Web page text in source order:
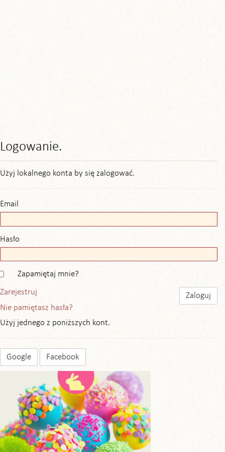
Logowanie.
Użyj lokalnego konta by się zalogować.
Email
Hasło
Zapamiętaj mnie?
Zarejestruj
Nie pamiętasz hasła?
Użyj jednego z poniższych kont.
Google Facebook